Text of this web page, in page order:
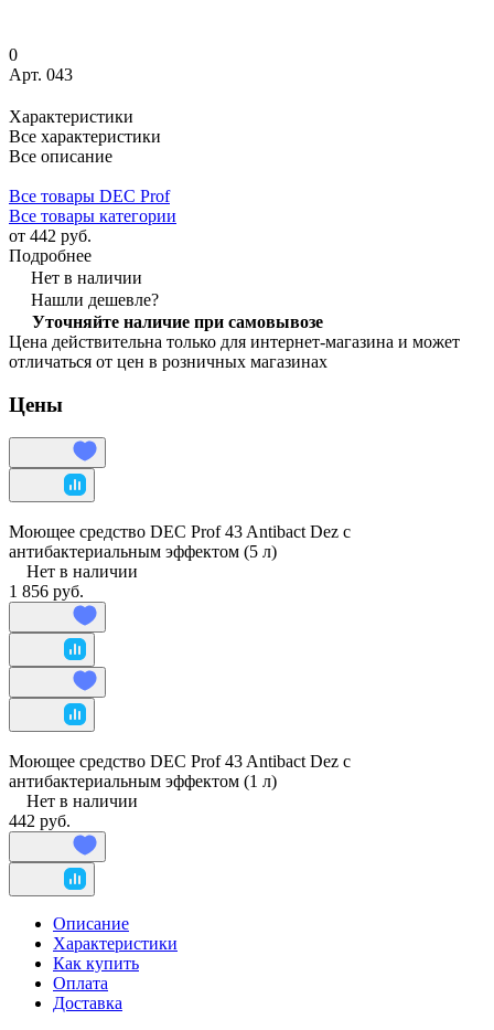
0
Арт. 043
Характеристики
Все характеристики
Все описание
Все товары DEC Prof
Все товары категории
от 442 руб.
Подробнее
Нет в наличии
Нашли дешевле?
Уточняйте наличие при самовывозе
Цена действительна только для интернет-магазина и может
отличаться от цен в розничных магазинах
Цены
Моющее средство DEC Prof 43 Antibact Dez с
антибактериальным эффектом (5 л)
Нет в наличии
1 856 руб.
Моющее средство DEC Prof 43 Antibact Dez с
антибактериальным эффектом (1 л)
Нет в наличии
442 руб.
Описание
Характеристики
Как купить
Оплата
Доставка